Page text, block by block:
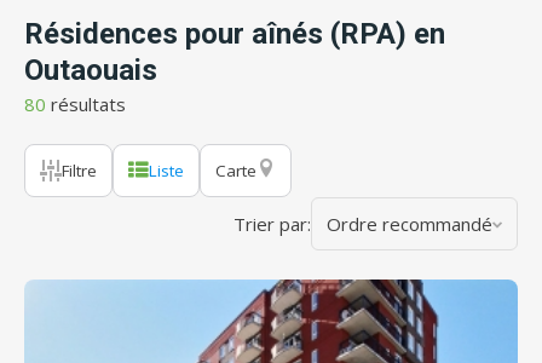
Résidences pour aînés (RPA) en
Outaouais
80 résultats
Filtre Liste Carte
Trier par: Ordre recommandé